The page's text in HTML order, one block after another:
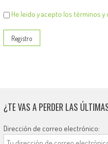
He leído y acepto los términos
¿TE VAS A PERDER LAS
Dirección de correo electrónico: